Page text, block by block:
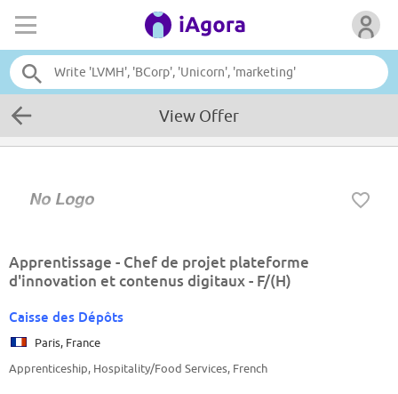
View Offer
Apprentissage - Chef de projet plateforme
d'innovation et contenus digitaux - F/(H)
Caisse des Dépôts
Paris, France
Apprenticeship, Hospitality/Food Services, French